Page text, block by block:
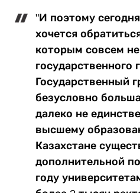
"И поэтому
хочется
которым совсем
государственного
Государственный
безусловно
далеко не
высшему
Казахстане
дополнительной
году